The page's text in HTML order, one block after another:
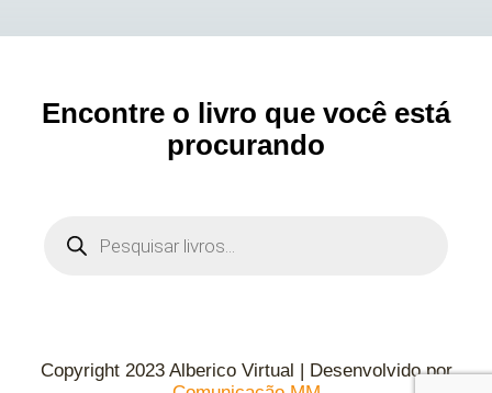
Encontre o livro que você está
procurando
Copyright 2023 Alberico Virtual | Desenvolvido por